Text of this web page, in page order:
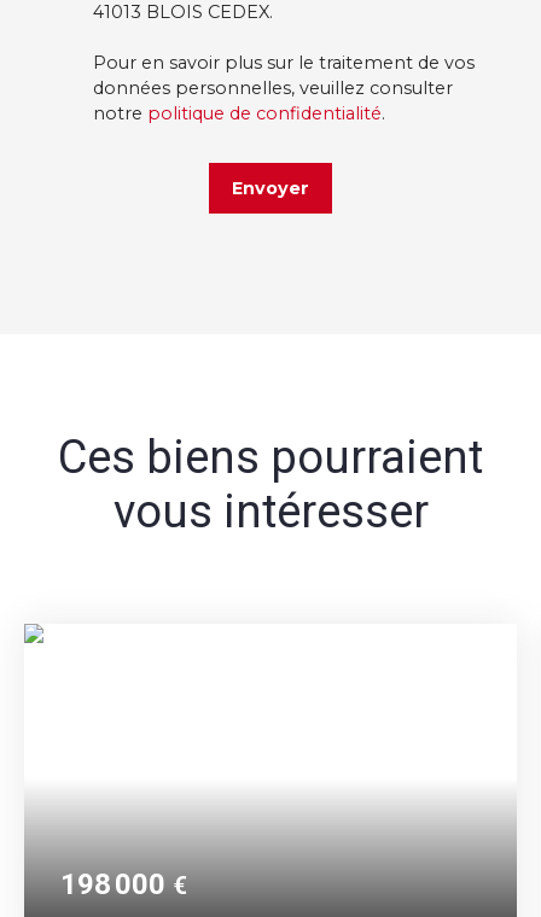
41013 BLOIS CEDEX.
Pour en savoir plus sur le traitement de vos
données personnelles, veuillez consulter
notre politique de confidentialité.
Envoyer
Ces biens pourraient
vous intéresser
198 000€